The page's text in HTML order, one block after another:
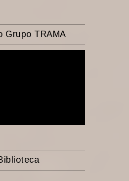
Grupo TRAMA